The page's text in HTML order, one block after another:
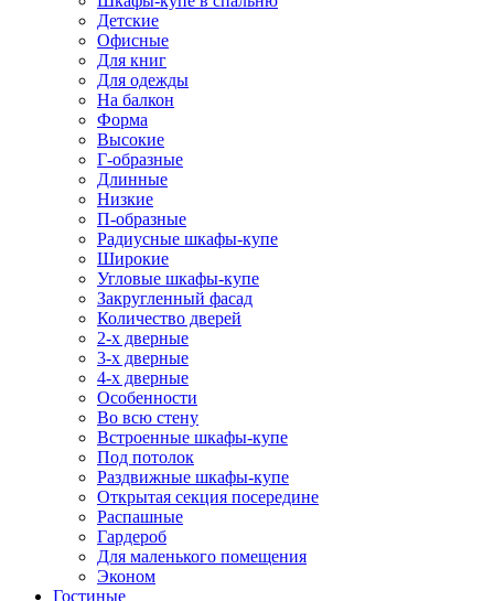
Детские
Офисные
Для книг
Для одежды
На балкон
Форма
Высокие
Г-образные
Длинные
Низкие
П-образные
Радиусные шкафы-купе
Широкие
Угловые шкафы-купе
Закругленный фасад
Количество дверей
2-х дверные
3-х дверные
4-х дверные
Особенности
Во всю стену
Встроенные шкафы-купе
Под потолок
Раздвижные шкафы-купе
Открытая секция посередине
Распашные
Гардероб
Для маленького помещения
Эконом
Гостиные